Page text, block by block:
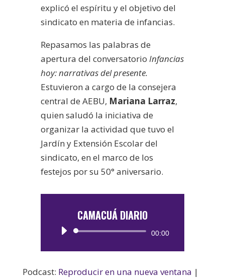
explicó el espíritu y el objetivo del
sindicato en materia de infancias.
Repasamos las palabras de
apertura del conversatorio Infancias
hoy: narrativas del presente.
Estuvieron a cargo de la consejera
central de AEBU, Mariana Larraz,
quien saludó la iniciativa de
organizar la actividad que tuvo el
Jardín y Extensión Escolar del
sindicato, en el marco de los
festejos por su 50° aniversario.
CAMACUÁ DIARIO
Reproductor
00:00
Podcast: Reproducir en una nueva ventana |